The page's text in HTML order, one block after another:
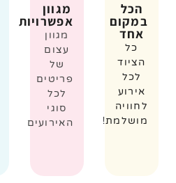
הכל
במקום
אחד
כל
הציוד
לכל
אירוע
לחוויה
מושלמת!
מגוון
אפשרויות
מגוון
עצום
של
פריטים
לכל
סוגי
האירועים